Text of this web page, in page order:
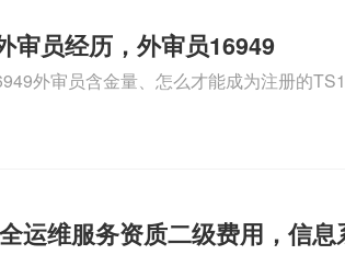
审员经历，外审员16949
外审员含金量、怎么才能成为注册的
外审员，不过不了解具体情况、
运维服务资质二级费用，信